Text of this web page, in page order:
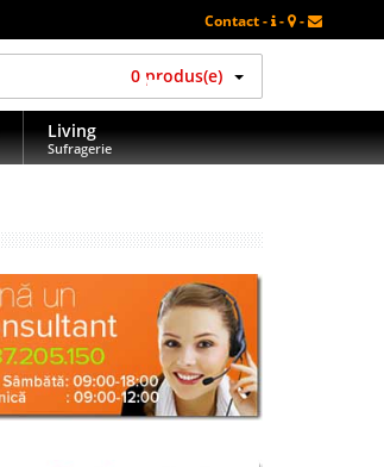
Contact - - -
0 produs(e)
Living
Sufragerie